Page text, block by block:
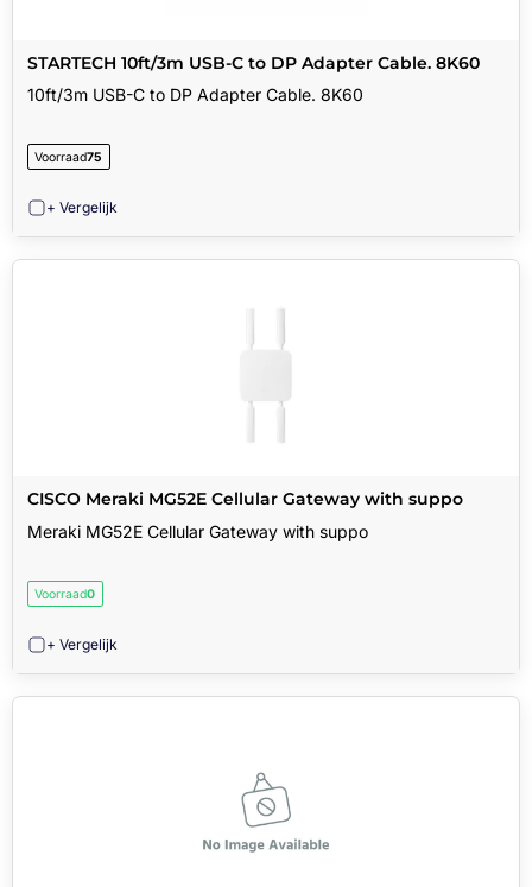
STARTECH 10ft/3m USB-C to DP Adapter Cable. 8K60
10ft/3m USB-C to DP Adapter Cable. 8K60
Voorraad75
+ Vergelijk
CISCO Meraki MG52E Cellular Gateway with suppo
Meraki MG52E Cellular Gateway with suppo
Voorraad0
+ Vergelijk